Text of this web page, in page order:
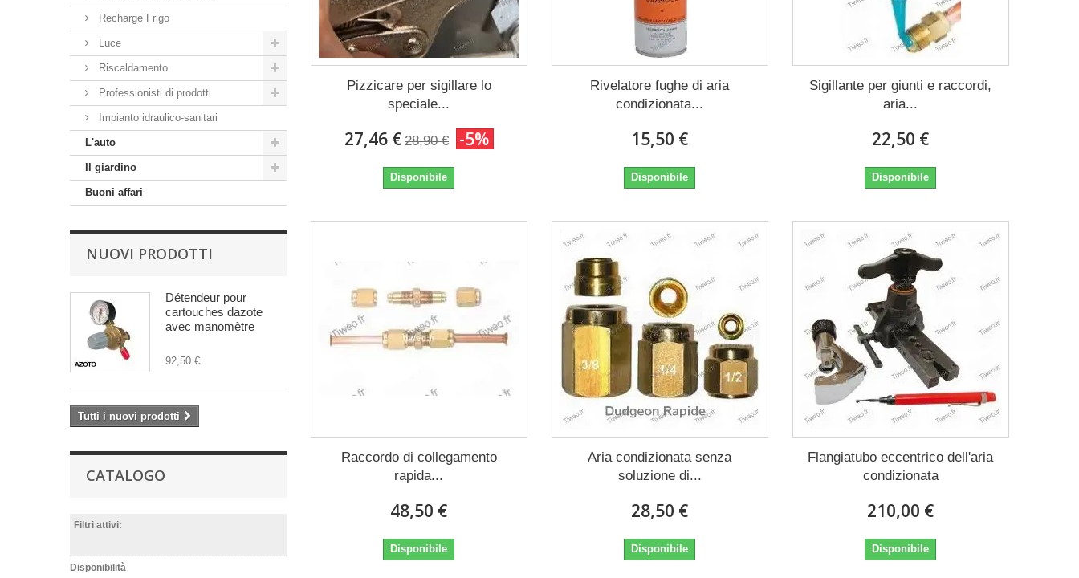
Recharge Frigo
Luce
Riscaldamento
Professionisti di prodotti
Impianto idraulico-sanitari
L'auto
Il giardino
Buoni affari
NUOVI PRODOTTI
Détendeur pour
cartouches dazote
avec manomètre
92,50 €
Tutti i nuovi prodotti
CATALOGO
Filtri attivi:
Disponibilità
Pizzicare per sigillare lo
speciale...
27,46 € 28,90 € -5%
Disponibile
Rivelatore fughe di aria
condizionata...
15,50 €
Disponibile
Sigillante per giunti e raccordi,
aria...
22,50 €
Disponibile
Raccordo di collegamento
rapida...
48,50 €
Disponibile
Aria condizionata senza
soluzione di...
28,50 €
Disponibile
Flangiatubo eccentrico dell'aria
condizionata
210,00 €
Disponibile